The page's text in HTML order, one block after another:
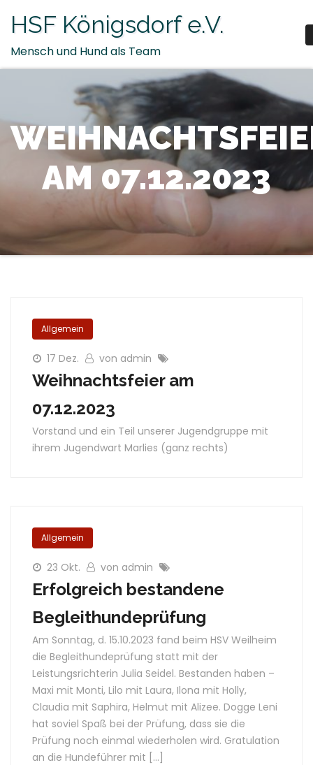
InhaltHSF Königsdorf e.V.
Mensch und Hund als Team
AM 07.12.2023
Allgemein
17 Dez. von admin
Weihnachtsfeier am
07.12.2023
Vorstand und ein Teil unserer Jugendgruppe mit
ihrem Jugendwart Marlies (ganz rechts)
Allgemein
23 Okt. von admin
Erfolgreich bestandene
Begleithundeprüfung
Am Sonntag, d. 15.10.2023 fand beim HSV Weilheim
die Begleithundeprüfung statt mit der
Leistungsrichterin Julia Seidel. Bestanden haben –
Maxi mit Monti, Lilo mit Laura, Ilona mit Holly,
Claudia mit Saphira, Helmut mit Alizee. Dogge Leni
hat soviel Spaß bei der Prüfung, dass sie die
Prüfung noch einmal wiederholen wird. Gratulation
an die Hundeführer mit […]